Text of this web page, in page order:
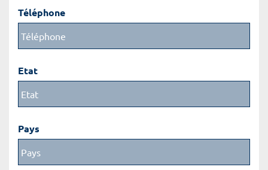
Téléphone
Etat
Pays